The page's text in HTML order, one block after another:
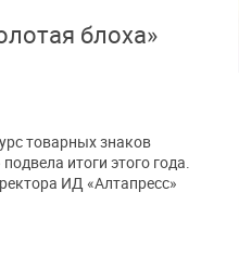
блоха»
товарных знаков
итоги этого года.
ИД «Алтапресс»